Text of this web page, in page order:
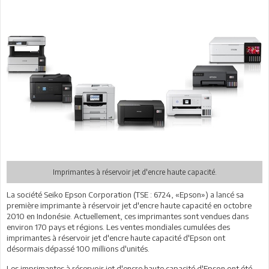
Imprimantes à réservoir jet d'encre haute capacité.
La société Seiko Epson Corporation (TSE : 6724, «Epson») a lancé sa
première imprimante à réservoir jet d'encre haute capacité en octobre
2010 en Indonésie. Actuellement, ces imprimantes sont vendues dans
environ 170 pays et régions. Les ventes mondiales cumulées des
imprimantes à réservoir jet d'encre haute capacité d'Epson ont
désormais dépassé 100 millions d'unités.